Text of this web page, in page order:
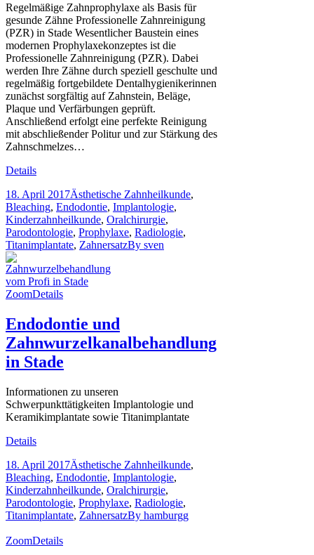
Regelmäßige Zahnprophylaxe als Basis für
gesunde Zähne Professionelle Zahnreinigung
(PZR) in Stade Wesentlicher Baustein eines
modernen Prophylaxekonzeptes ist die
Professionelle Zahnreinigung (PZR). Dabei
werden Ihre Zähne durch speziell geschulte und
regelmäßig fortgebildete Dentalhygienikerinnen
zunächst sorgfältig auf Zahnstein, Beläge,
Plaque und Verfärbungen geprüft.
Anschließend erfolgt eine perfekte Reinigung
mit abschließender Politur und zur Stärkung des
Zahnschmelzes…
Details
18. April 2017Ästhetische Zahnheilkunde,
Bleaching, Endodontie, Implantologie,
Kinderzahnheilkunde, Oralchirurgie,
Parodontologie, Prophylaxe, Radiologie,
Titanimplantate, ZahnersatzBy sven
ZoomDetails
Endodontie und
Zahnwurzelkanalbehandlung
in Stade
Informationen zu unseren
Schwerpunkttätigkeiten Implantologie und
Keramikimplantate sowie Titanimplantate
Details
18. April 2017Ästhetische Zahnheilkunde,
Bleaching, Endodontie, Implantologie,
Kinderzahnheilkunde, Oralchirurgie,
Parodontologie, Prophylaxe, Radiologie,
Titanimplantate, ZahnersatzBy hamburgg
ZoomDetails